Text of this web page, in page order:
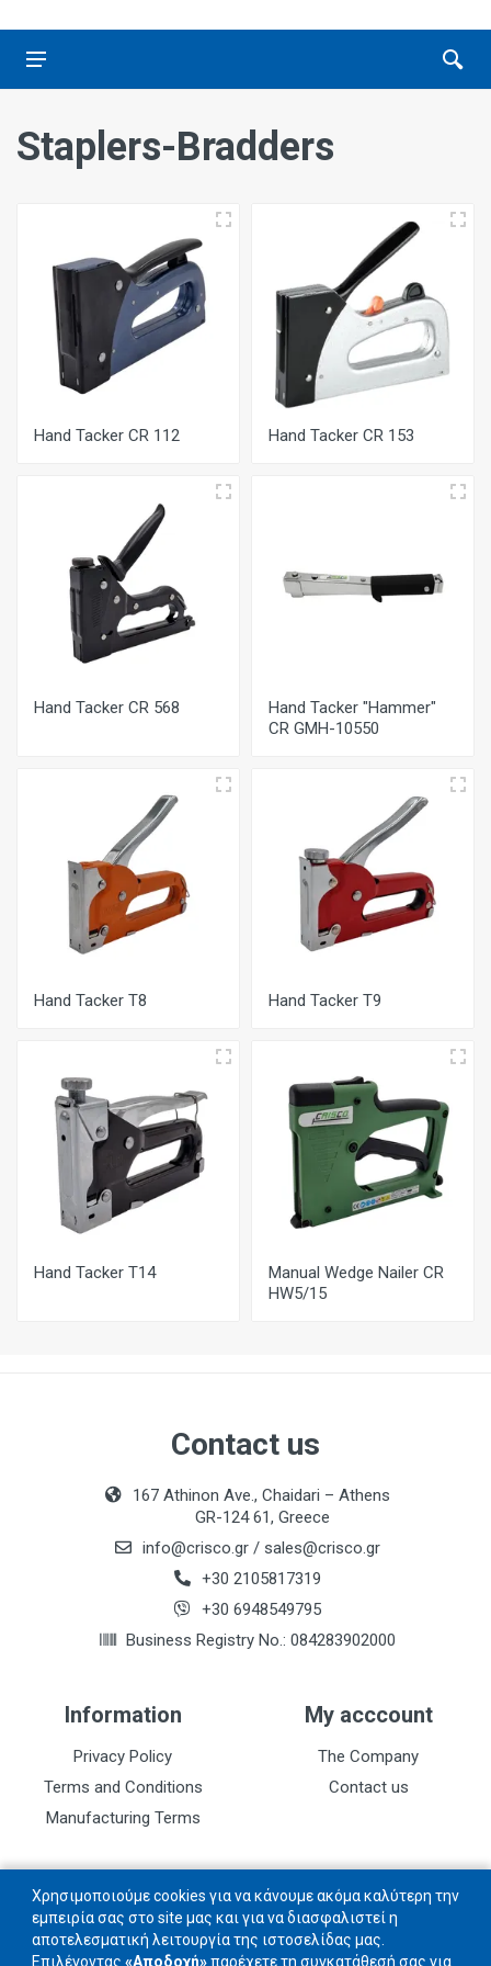
Staplers-Bradders
Hand Tacker CR 112 Hand Tacker CR 153
Hand Tacker CR 568
Hand Tacker "Hammer"
CR GMH-10550
Hand Tacker Τ8 Hand Tacker Τ9
Hand Tacker Τ14
Manual Wedge Nailer CR
HW5/15
Contact us
167 Athinon Ave., Chaidari – Athens
GR-124 61, Greece
info@crisco.gr / sales@crisco.gr
+30 2105817319
+30 6948549795
Business Registry No.: 084283902000
Information
Privacy Policy
Terms and Conditions
Manufacturing Terms
My acccount
The Company
Contact us
Follow us
Follow us on social networks
Χρησιμοποιούμε cookies για να κάνουμε ακόμα καλύτερη την
εμπειρία σας στο site μας και για να διασφαλιστεί η
αποτελεσματική λειτουργία της ιστοσελίδας μας.
Επιλέγοντας «Αποδοχή»παρέχετε τη συγκατάθεσή σας για